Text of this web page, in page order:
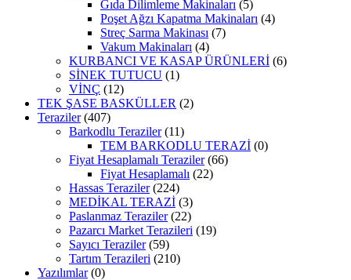
Gıda Dilimleme Makinaları (5)
Poşet Ağzı Kapatma Makinaları (4)
Streç Sarma Makinası (7)
Vakum Makinaları (4)
KURBANCI VE KASAP ÜRÜNLERİ (6)
SİNEK TUTUCU (1)
VİNÇ (12)
TEK ŞASE BASKÜLLER (2)
Teraziler (407)
Barkodlu Teraziler (11)
TEM BARKODLU TERAZİ (0)
Fiyat Hesaplamalı Teraziler (66)
Fiyat Hesaplamalı (22)
Hassas Teraziler (224)
MEDİKAL TERAZİ (3)
Paslanmaz Teraziler (22)
Pazarcı Market Terazileri (19)
Sayıcı Teraziler (59)
Tartım Terazileri (210)
Yazılımlar (0)